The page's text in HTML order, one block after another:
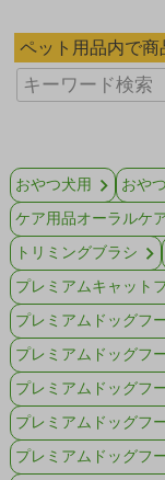
ペット用品内で商
おやつ犬用 おや
ケア用品オーラルケ
トリミングブラシ
プレミアムキャット
プレミアムドッグフ
プレミアムドッグフ
プレミアムドッグフ
プレミアムドッグフ
プレミアムドッグフ